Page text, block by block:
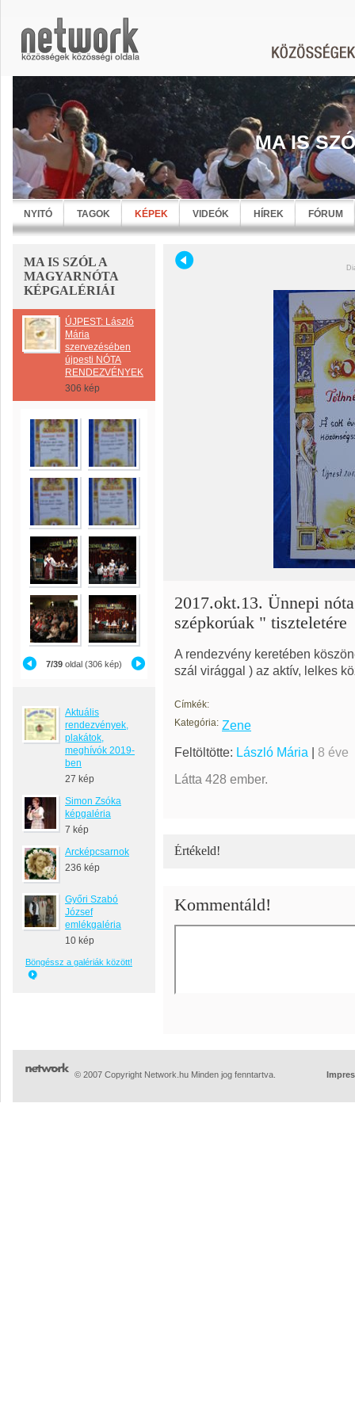
MA IS
NYITÓ TAGOK KÉPEK VIDEÓK HÍREK FÓRUM
MA IS SZÓL A
MAGYARNÓTA
KÉPGALÉRIÁI
ÚJPEST: László
Mária
szervezésében
újpesti NÓTA
RENDEZVÉNYEK
306 kép
7/39 oldal (306 kép)
Aktuális
rendezvények,
plakátok,
meghívók 2019-
ben
27 kép
Simon Zsóka
képgaléria
7 kép
Arcképcsarnok
236 kép
Győri Szabó
József
emlékgaléria
10 kép
Böngéssz a galériák között!
2017.okt.13. Ünnepi
szépkorúak " tiszteletére
A rendezvény keretében
szál virággal ) az aktív, lelkes
Címkék:
Kategória: Zene
Feltöltötte: László Mária | 8 éve
Látta 428 ember.
Értékeld!
Kommentáld!
© 2007 Copyright Network.hu Minden jog fenntartva.